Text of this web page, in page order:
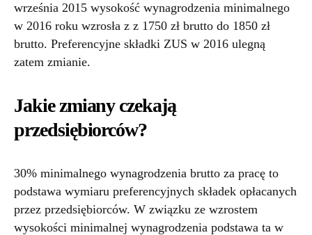
września 2015 wysokość wynagrodzenia minimalnego
w 2016 roku wzrosła z z 1750 zł brutto do 1850 zł
brutto. Preferencyjne składki ZUS w 2016 ulegną
zatem zmianie.
Jakie zmiany czekają
przedsiębiorców?
30% minimalnego wynagrodzenia brutto za pracę to
podstawa wymiaru preferencyjnych składek opłacanych
przez przedsiębiorców. W związku ze wzrostem
wysokości minimalnej wynagrodzenia podstawa ta w